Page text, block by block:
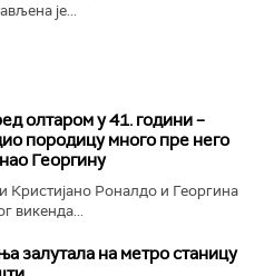
је...
олтаром у 41. години –
породицу много пре него
Георгину
Кристијано Роналдо и Георгина
викенда...
залутала на метро станицу